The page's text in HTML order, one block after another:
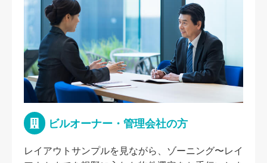
ビルオーナー・管理会社の方
レイアウトサンプルを見ながら、ゾーニング〜レイ